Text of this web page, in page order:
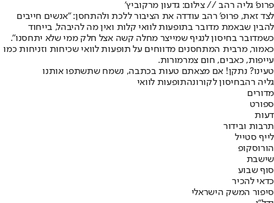
פרופ' גליה רהב // צילום: גדעון מרקוביץ'
לצד זאת, פרופ' רהב עודדה את הציבור ללכת ולהתחסן: "אנשים חייבים
להבין שבאמת מדובר בתופעות לוואי קלות ואין מה להיבהל, בייחוד
כשמדובר בחיסון לנגיף שמייצר מחלה קשה אצל חלק ממי שלא יתחסנו".
כאמור, מרבית המתחסנים מדווחים על תופעות לוואי שכיחות וזניחות כמו
עייפות, כאבים, חום צמרמורות.
טעינו? נתקן! אם מצאתם טעות בכתבה, נשמח שתשתפו אותנו
גליה רהבחיסון לקורונהתופעות לוואי
מדורים
ספורט
דעות
תרבות ובידור
לייף סטייל
הורוסקופ
שישבת
סוף שבוע
כדאי להכיר
סיפור המשק הישראלי